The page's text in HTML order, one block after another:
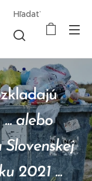
Hľadať
... alebo
2021 ...